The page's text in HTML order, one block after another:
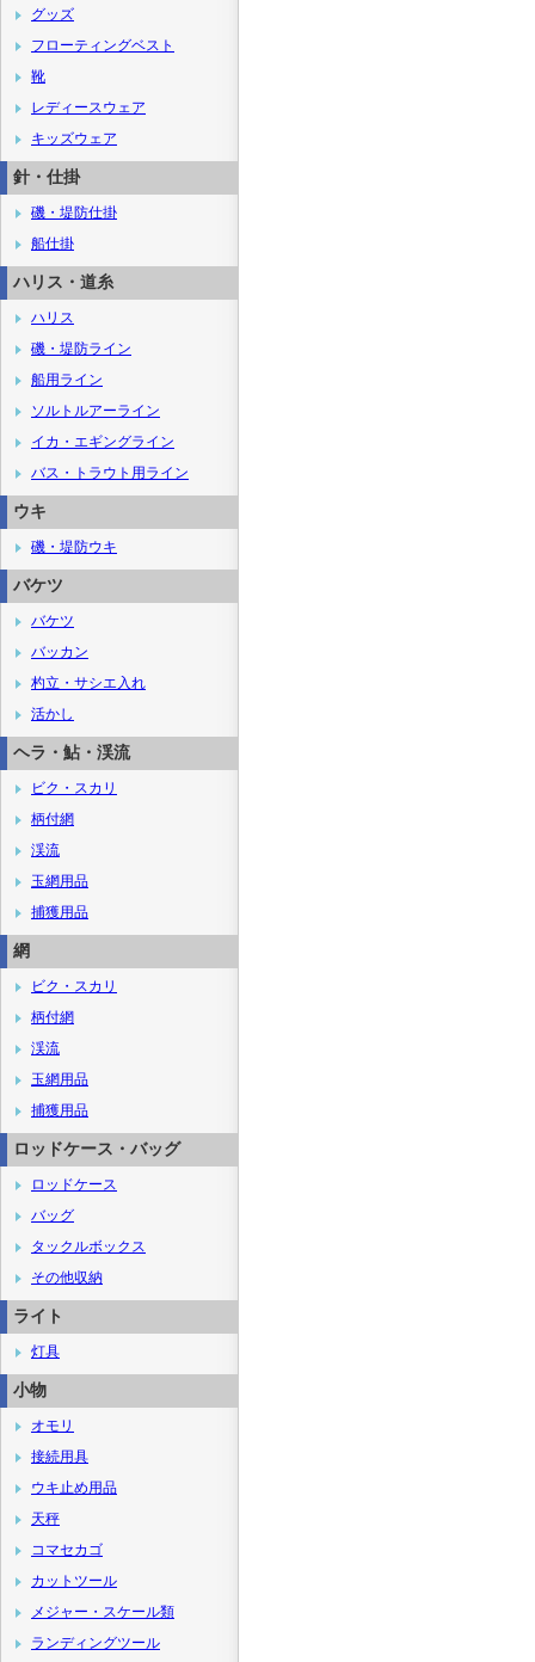
グッズ
フローティングベスト
靴
レディースウェア
キッズウェア
針・仕掛
磯・堤防仕掛
船仕掛
ハリス・道糸
ハリス
磯・堤防ライン
船用ライン
ソルトルアーライン
イカ・エギングライン
バス・トラウト用ライン
ウキ
磯・堤防ウキ
バケツ
バケツ
バッカン
杓立・サシエ入れ
活かし
ヘラ・鮎・渓流
ビク・スカリ
柄付網
渓流
玉網用品
捕獲用品
網
ビク・スカリ
柄付網
渓流
玉網用品
捕獲用品
ロッドケース・バッグ
ロッドケース
バッグ
タックルボックス
その他収納
ライト
灯具
小物
オモリ
接続用具
ウキ止め用品
天秤
コマセカゴ
カットツール
メジャー・スケール類
ランディングツール